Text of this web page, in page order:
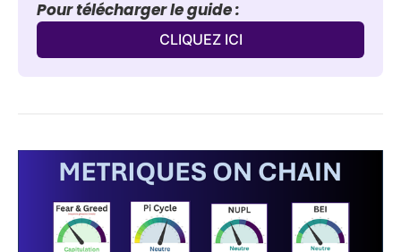
Pour télécharger le guide :
CLIQUEZ ICI